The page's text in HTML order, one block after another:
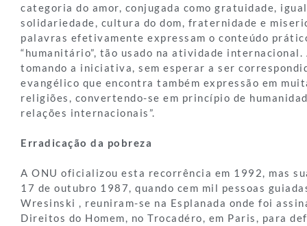
categoria do amor, conjugada como gratuidade,
solidariedade, cultura do dom, fraternidade e
palavras efetivamente expressam o conteúdo
“humanitário”, tão usado na atividade internacional.
tomando a iniciativa, sem esperar a ser
evangélico que encontra também expressão em
religiões, convertendo-se em princípio de
relações internacionais”.
Erradicação da pobreza
A ONU oficializou esta recorrência em 1992, mas
17 de outubro 1987, quando cem mil pessoas
Wresinski , reuniram-se na Esplanada onde foi
Direitos do Homem, no Trocadéro, em Paris, para